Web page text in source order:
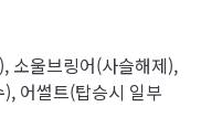
소울브링어(사슬해제),
어썰트(탑승시 일부